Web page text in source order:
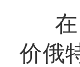
价俄